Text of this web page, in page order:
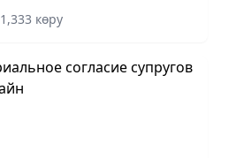
Асель Калыкова.
1,333 көру